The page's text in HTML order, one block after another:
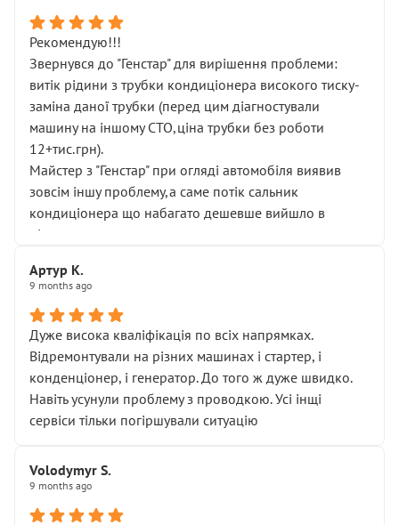
Рекомендую!!!
Звернувся до "Генстар" для вирішення проблеми:
витік рідини з трубки кондиціонера високого тиску-
заміна даної трубки (перед цим діагностували
машину на іншому СТО,ціна трубки без роботи
12+тис.грн).
Майстер з "Генстар" при огляді автомобіля виявив
зовсім іншу проблему,а саме потік сальник
кондиціонера що набагато дешевше вийшло в
підсумку.
Артур К.
9 months ago
Дуже висока кваліфікація по всіх напрямках.
Відремонтували на різних машинах і стартер, і
конденціонер, і генератор. До того ж дуже швидко.
Навіть усунули проблему з проводкою. Усі інщі
сервіси тільки погіршували ситуацію
Volodymyr S.
9 months ago